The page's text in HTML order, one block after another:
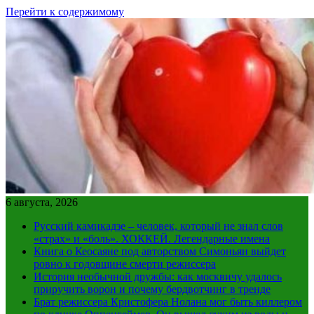
Перейти к содержимому
6 августа, 2026
Русский камикадзе – человек, который не знал слов
«страх» и «боль». ХОККЕЙ. Легендарные имена
Книга о Кеосаяне под авторством Симоньян выйдет
ровно к годовщине смерти режиссера
История необычной дружбы: как москвичу удалось
приручить ворон и почему бердвотчинг в тренде
Брат режиссера Кристофера Нолана мог быть киллером